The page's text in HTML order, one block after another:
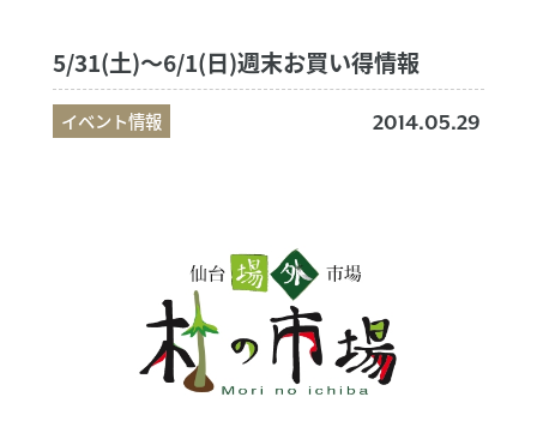
5/31(土)～6/1(日)週末お買い得情報
イベント情報 2014.05.29